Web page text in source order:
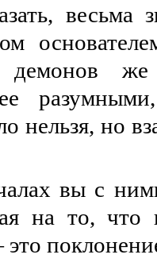
весьма
же
нельзя, но
вы с
на то, что